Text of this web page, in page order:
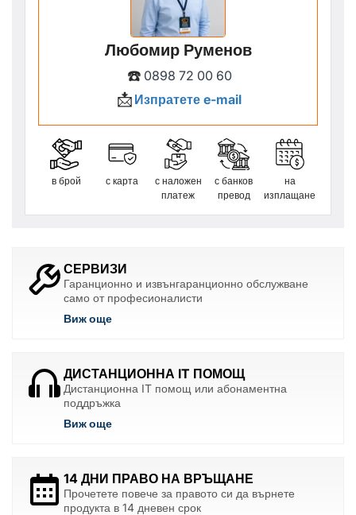
Любомир Руменов
☎️ 0898 72 00 60
📩 Изпратете e-mail
в брой с карта
с наложен
платеж
с банков
превод
на
изплащане
СЕРВИЗИ
Гаранционно и извънгаранционно обслужване
само от професионалисти
Виж още
ДИСТАНЦИОННА IT ПОМОЩ
Дистанционна IT помощ или абонаментна
поддръжка
Виж още
14 ДНИ ПРАВО НА ВРЪЩАНЕ
Прочетете повече за правото си да върнете
продукта в 14 дневен срок